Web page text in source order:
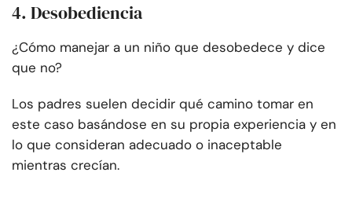
4. Desobediencia
¿Cómo manejar a un niño que desobedece y dice
que no?
Los padres suelen decidir qué camino tomar en
este caso basándose en su propia experiencia y en
lo que consideran adecuado o inaceptable
mientras crecían.